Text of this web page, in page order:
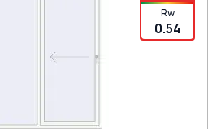
Rw
0.54